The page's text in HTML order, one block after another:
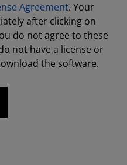
Agreement. Your
after clicking on
do not agree to these
not have a license or
the software.